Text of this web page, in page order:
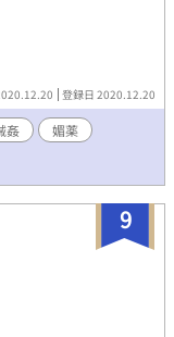
登録日 2020.12.20
姦
媚薬
9